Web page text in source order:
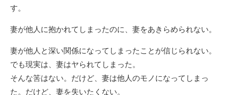
す。
妻が他人に抱かれてしまったのに、妻をあきらめられない。
妻が他人と深い関係になってしまったことが信じられない。
でも現実は、妻はヤられてしまった。
そんな筈はない。だけど、妻は他人のモノになってしまっ
た。だけど、妻を失いたくない。